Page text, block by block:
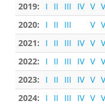
2019:
I II III IV V
2020:
I II III V
2021:
I II III IV V
2022:
I II III IV V
2023:
I II III IV V
2024:
I II III IV V